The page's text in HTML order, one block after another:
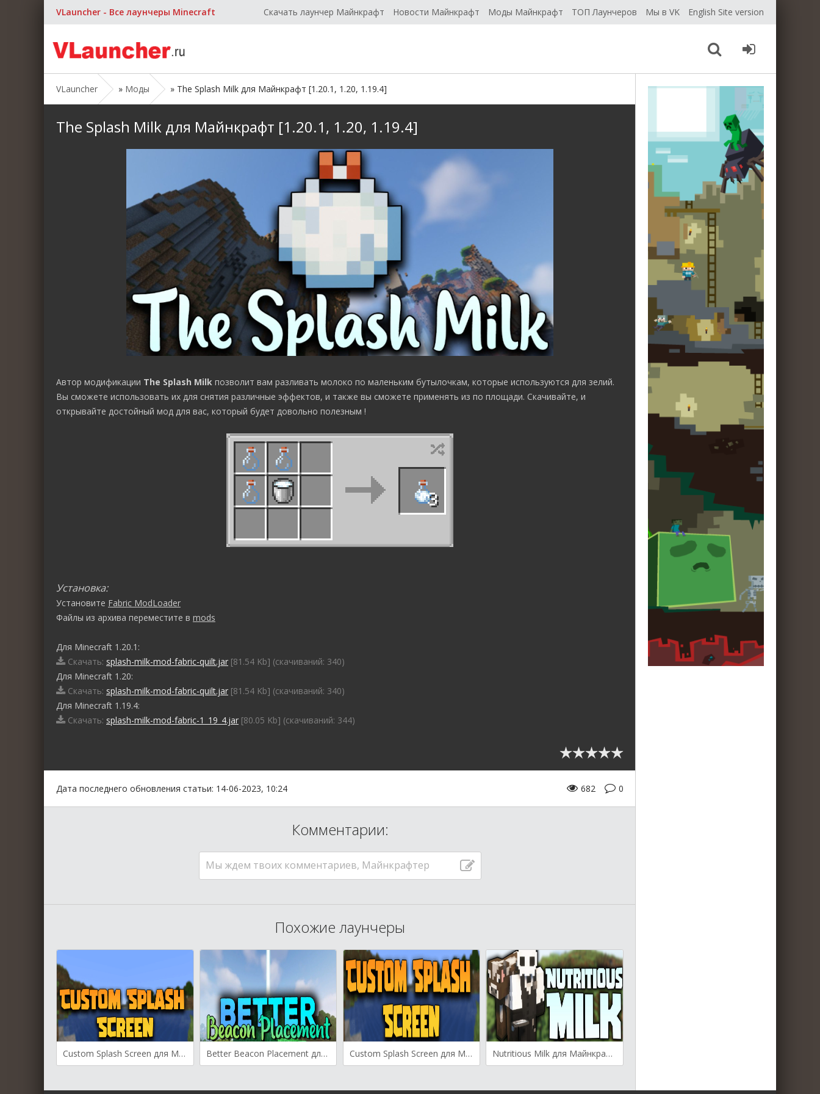
VLauncher - Все лаунчеры Minecraft Скачать лаунчер Майнкрафт Новости Майнкрафт Моды Майнкрафт ТОП Лаунчеров Мы в VK English Site version
VLauncher » Моды » The Splash Milk для Майнкрафт [1.20.1, 1.20, 1.19.4]
The Splash Milk для Майнкрафт [1.20.1, 1.20, 1.19.4]
Автор модификации The Splash Milk позволит вам разливать молоко по маленьким бутылочкам, которые используются для зелий.
Вы сможете использовать их для снятия различные эффектов, и также вы сможете применять из по площади. Скачивайте, и
открывайте достойный мод для вас, который будет довольно полезным !
Установка:
Установите Fabric ModLoader
Файлы из архива переместите в mods
Для Minecraft 1.20.1:
Скачать: splash-milk-mod-fabric-quilt.jar [81.54 Kb] (cкачиваний: 340)
Для Minecraft 1.20:
Скачать: splash-milk-mod-fabric-quilt.jar [81.54 Kb] (cкачиваний: 340)
Для Minecraft 1.19.4:
Скачать: splash-milk-mod-fabric-1_19_4.jar [80.05 Kb] (cкачиваний: 344)
Дата последнего обновления статьи: 14-06-2023, 10:24 0
682
Комментарии:
Мы ждем твоих комментариев, Майнкрафтер
Похожие лаунчеры
Custom Splash Screen для Майнкрафт [1.20.1, 1.20, 1.19.4] Better Beacon Placement для Майнкрафт [1.20.1, 1.20, 1.19.4] Custom Splash Screen для Майнкрафт [1.19.2, 1.17.1, 1.16.5] Nutritious Milk для Майнкрафт [1.19.3, 1.19.2, 1.19.1]